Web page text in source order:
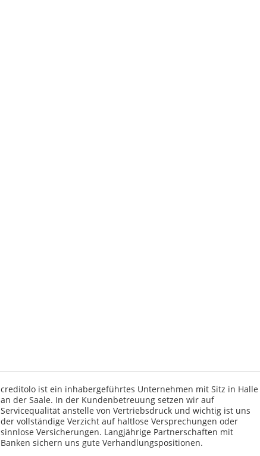
creditolo ist ein inhabergeführtes Unternehmen mit Sitz in Halle
an der Saale. In der Kundenbetreuung setzen wir auf
Servicequalität anstelle von Vertriebsdruck und wichtig ist uns
der vollständige Verzicht auf haltlose Versprechungen oder
sinnlose Versicherungen. Langjährige Partnerschaften mit
Banken sichern uns gute Verhandlungspositionen.